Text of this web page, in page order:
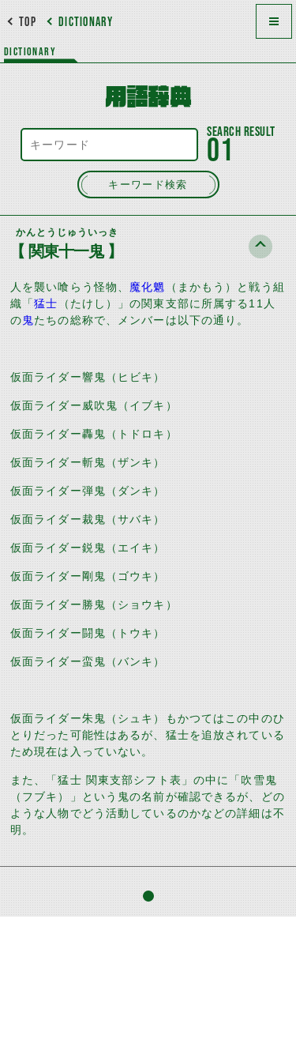
DICTIONARY
TOP
DICTIONARY
用語辞典
キーワード検索
01
かんとうじゅういっき
【 関東十一鬼 】
人を襲い喰らう怪物、 魔化魍 （まかもう）と戦う組
織「猛士 （たけし）」の関東支部に所属する 11 人
の鬼たちの総称で、メンバーは以下の通り。
仮面ライダー響鬼（ヒビキ）
仮面ライダー威吹鬼（イブキ）
仮面ライダー轟鬼（トドロキ）
仮面ライダー斬鬼（ザンキ）
仮面ライダー弾鬼（ダンキ）
仮面ライダー裁鬼（サバキ）
仮面ライダー鋭鬼（エイキ）
仮面ライダー剛鬼（ゴウキ）
仮面ライダー勝鬼（ショウキ）
仮面ライダー闘鬼（トウキ）
仮面ライダー蛮鬼（バンキ）
仮面ライダー朱鬼（シュキ）もかつてはこの中のひ
とりだった可能性はあるが、猛士を追放されている
ため現在は入っていない。
また、「猛士 関東支部シフト表」の中に「吹雪鬼
（フブキ）」という鬼の名前が確認できるが、どの
ような人物でどう活動しているのかなどの詳細は不
明。